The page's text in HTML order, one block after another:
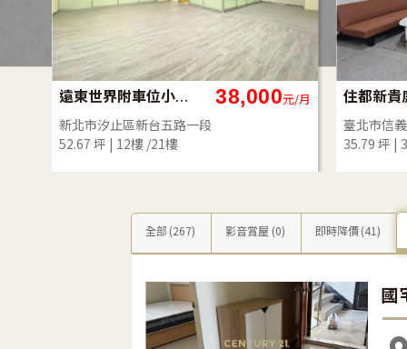
38,000元/月
遠東世界附車位小坪數辦公室-21商仲
新北市汐止區新台五路一段
52.67 坪
12樓 /21樓
臺北市信
35.79 坪
全部 (267) 影音賞屋 (0) 即時降價(41)
國